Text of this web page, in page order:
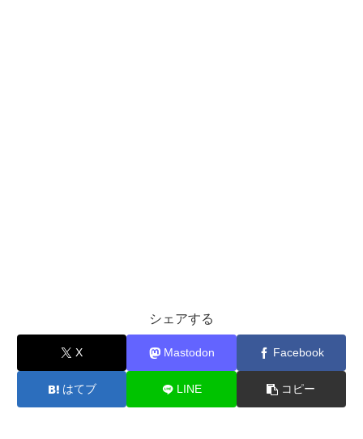
シェアする
X Mastodon Facebook
はてブ LINE コピー